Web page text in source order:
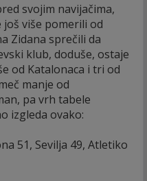
svojim navijačima,
još više pomerili od
Zidana sprečili da
klub, doduše, ostaje
od Katalonaca i tri od
manje od
pa vrh tabele
izgleda ovako:
51, Sevilja 49, Atletiko